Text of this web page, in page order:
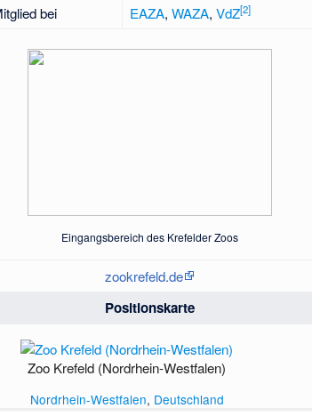
bei
EAZA, WAZA, VdZ[2]
Eingangsbereich des Krefelder Zoos
zookrefeld.de
Positionskarte
Zoo Krefeld (Nordrhein-Westfalen)
Nordrhein-Westfalen, Deutschland